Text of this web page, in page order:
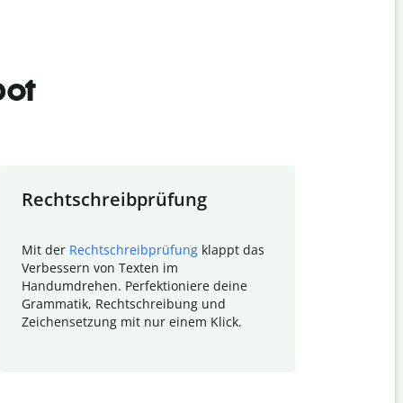
Rechtschreibprüfung
Mit der Rechtschreibprüfung klappt das
Verbessern von Texten im
Handumdrehen. Perfektioniere deine
Grammatik, Rechtschreibung und
Zeichensetzung mit nur einem Klick.